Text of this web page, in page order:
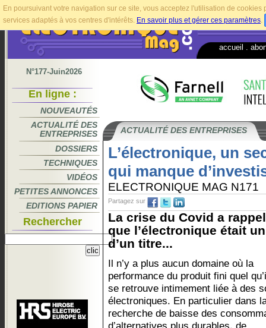
En poursuivant votre navigation sur ce site, vous acceptez l'utilisation de
services adaptés à vos centres d'intérêts. En savoir plus et gérer ces paramètres.
accueil
N°177-Juin2026
En ligne :
NOUVEAUTÉS
ACTUALITÉ DES
ENTREPRISES
DOSSIERS
TECHNIQUES
VIDÉOS
PETITES ANNONCES
EDITIONS PAPIER
Rechercher
ACTUALITÉ DES ENTREPRISES
L’électronique, un
qui manque
ELECTRONIQUE MAG N171
Partagez sur
La crise du Covid a
que l’électronique était
d’un titre...
Il n’y a plus aucun domaine où la
performance du produit fini quel
se retrouve intimement liée à des
électroniques. En particulier dans
recherche de baisse des
d’alternatives plus durables, de